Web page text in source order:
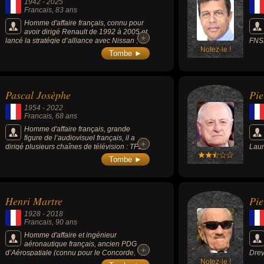
Francais , 83 ans
Homme d'affaire français, connu pour
avoir dirigé Renault de 1992 à 2005 et
lancé la stratégie d’alliance avec Nissan ; et
pour avoir été président de la HALDE, où il a
œuvré contre les discriminations en France.
+
+
Tombe ► Notez-le !
Pascal Josèphe
1954 - 2022
Francais , 68 ans
Homme d'affaire français, grande
figure de l’audiovisuel français, il a
dirigé plusieurs chaînes de télévision : TF1,
La Cinq, France 2 et France 3.
+
+
Tombe ►
il
Henri Martre
1928 - 2018
Francais, 90 ans
Homme d'affaire et ingénieur
aéronautique français, ancien PDG
d’Aérospatiale (connu pour le Concorde,
Ariane et Airbus), il avait réussi à doubler
+
+
Notez-le !